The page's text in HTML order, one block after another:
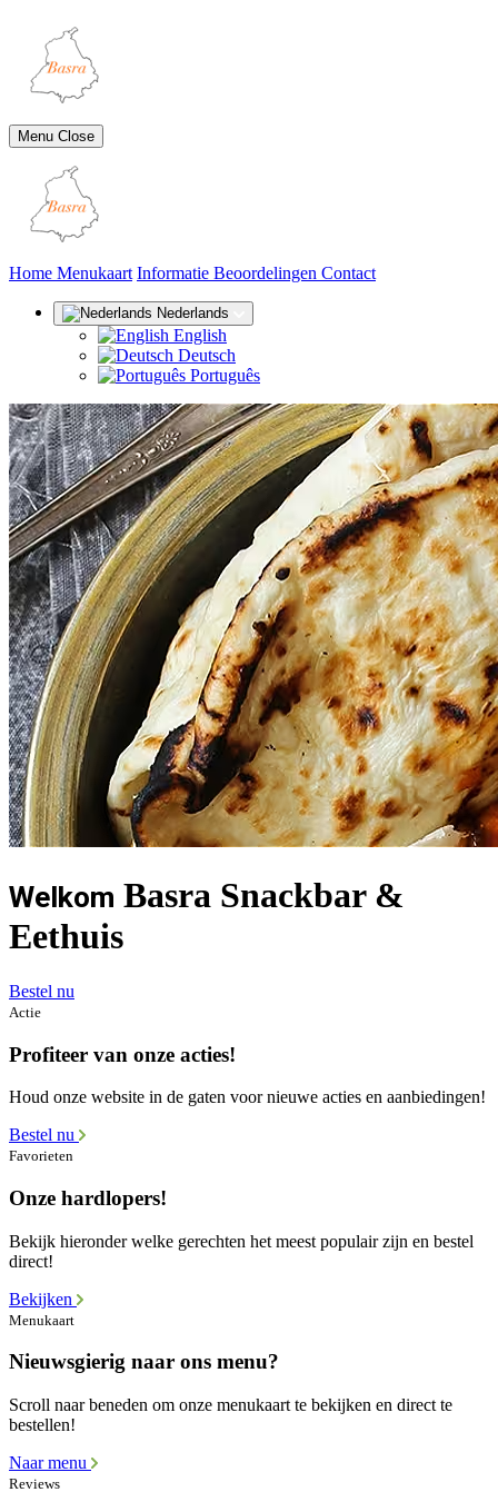
Menu Close
Home (huidige)
Menukaart Informatie Beoordelingen Contact
Nederlands
English
Deutsch
Português
Welkom Basra Snackbar &
Eethuis
Bestel nu
Actie
Profiteer van onze acties!
Houd onze website in de gaten voor nieuwe acties en aanbiedingen!
Bestel nu
Favorieten
Onze hardlopers!
Bekijk hieronder welke gerechten het meest populair zijn en bestel
direct!
Bekijken
Menukaart
Nieuwsgierig naar ons menu?
Scroll naar beneden om onze menukaart te bekijken en direct te
bestellen!
Naar menu
Reviews